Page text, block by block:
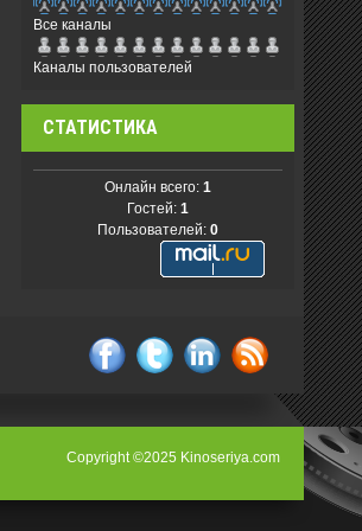
Все каналы
Каналы пользователей
СТАТИСТИКА
Онлайн всего: 1
Гостей: 1
Пользователей: 0
Copyright ©2025 Kinoseriya.com